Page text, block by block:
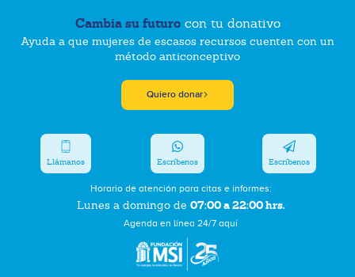
Cambia su futurocon tu donativo
Ayuda a que mujeres de escasos recursos cuenten con un
método anticonceptivo
Quiero donar
Horario de atención para citas e informes:
Lunes a domingo de 07:00 a 22:00 hrs.
Agenda en línea 24/7 aquí
Llámanos Escríbenos Escríbenos